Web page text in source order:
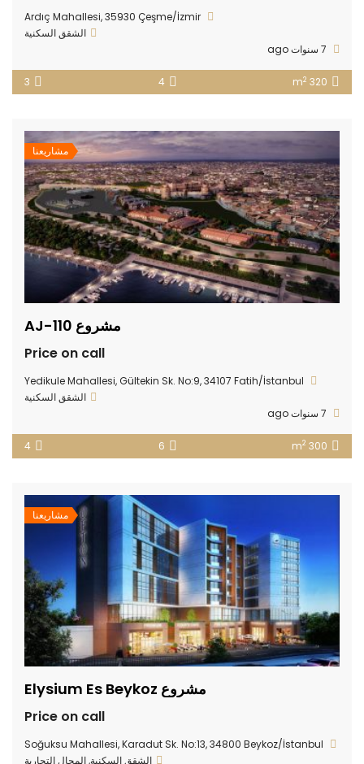
Ardıç Mahallesi, 35930 Çeşme/İzmir
الشقق السكنية
320 m
2
4
3
مشاريعنا
مشروع AJ-110
Price on call
Yedikule Mahallesi, Gültekin Sk. No:9, 34107 Fatih/İstanbul
الشقق السكنية
300 m
2
6
4
مشاريعنا
مشروع Elysium Es Beykoz
Price on call
Soğuksu Mahallesi, Karadut Sk. No:13, 34800 Beykoz/İstanbul
الشقق السكنية,المحال التجارية